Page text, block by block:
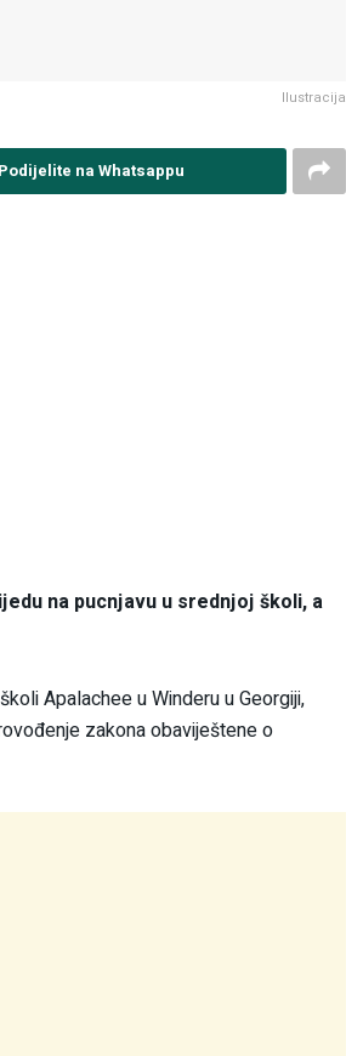
Ilustracija
Podijelite na Whatsappu
na pucnjavu u srednjoj školi, a
Apalachee u Winderu u Georgiji,
zakona obaviještene o